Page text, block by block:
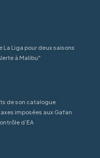
Liga pour deux saisons
à Malibu"
de son catalogue
imposées aux Gafan
d’EA